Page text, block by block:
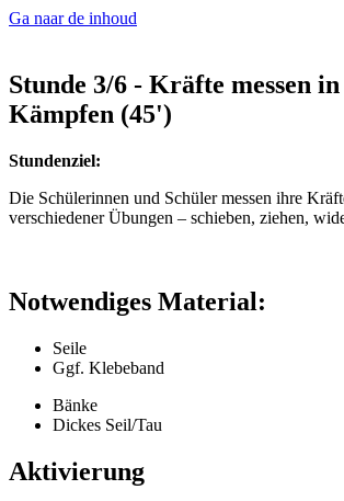
Ga naar de inhoud
Stunde 3/6 - Kräfte messen
Kämpfen (45')
Stundenziel:
Die Schülerinnen und Schüler messen ihre
verschiedener Übungen – schieben, ziehen,
Notwendiges Material:
Seile
Ggf. Klebeband
Bänke
Dickes Seil/Tau
Aktivierung